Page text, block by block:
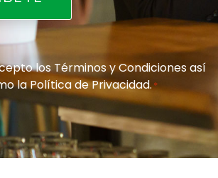
Consentimiento
*
losTérminos y Condicionesasí
laPolítica de Privacidad.*